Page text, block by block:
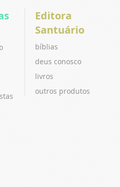
Editora
Santuário
bíblias
deus conosco
livros
outros produtos